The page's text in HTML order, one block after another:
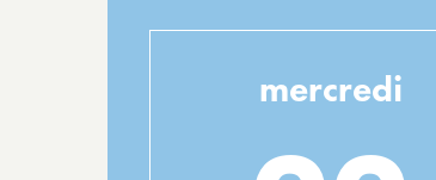
mercredi